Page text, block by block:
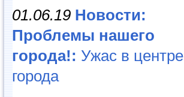
01.06.19 Новости:
Проблемы нашего
города!: Ужас в центре
города